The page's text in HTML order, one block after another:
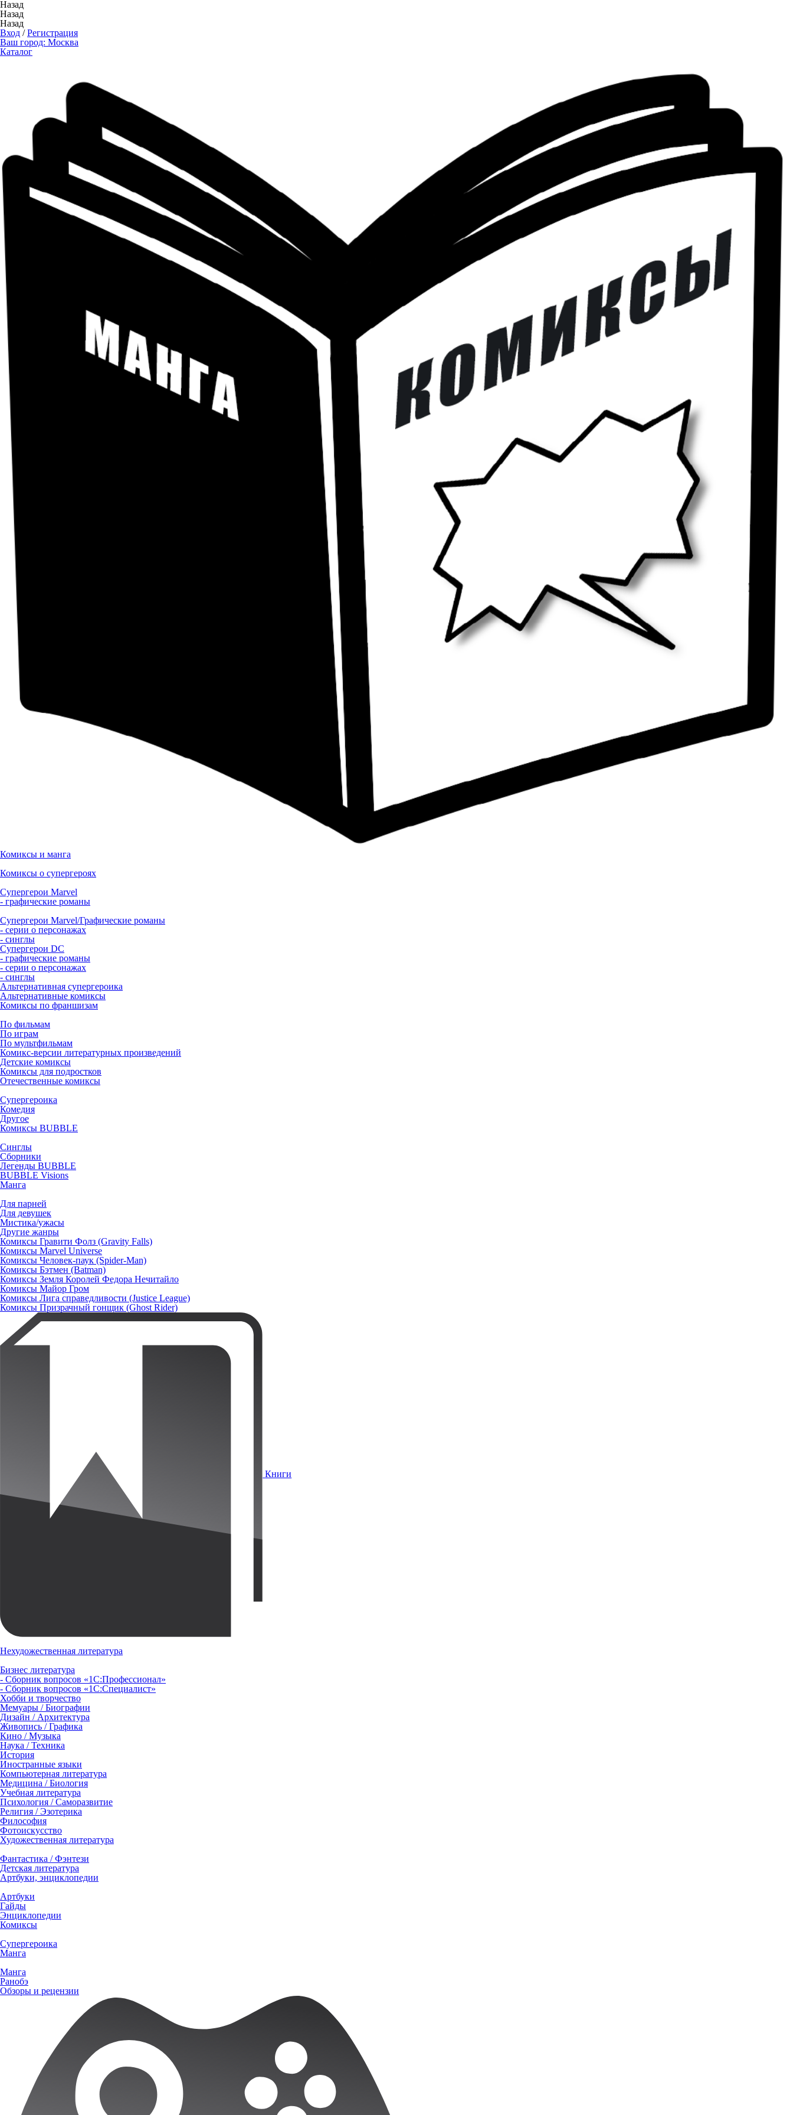
Назад
Назад
Назад
Вход /Регистрация
Ваш город: Москва
Каталог
Комиксы и манга
Комиксы о супергероях
Супергерои Marvel
- графические романы
Супергерои Marvel/Графические романы
- серии о персонажах
- синглы
Супергерои DC
- графические романы
- серии о персонажах
- синглы
Альтернативная супергероика
Альтернативные комиксы
Комиксы по франшизам
По фильмам
По играм
По мультфильмам
Комикс-версии литературных произведений
Детские комиксы
Комиксы для подростков
Отечественные комиксы
Супергероика
Комедия
Другое
Комиксы BUBBLE
Синглы
Сборники
Легенды BUBBLE
BUBBLE Visions
Манга
Для парней
Для девушек
Мистика/ужасы
Другие жанры
Комиксы Гравити Фолз (Gravity Falls)
Комиксы Marvel Universe
Комиксы Человек-паук (Spider-Man)
Комиксы Бэтмен (Batman)
Комиксы Земля Королей Федора Нечитайло
Комиксы Майор Гром
Комиксы Лига справедливости (Justice League)
Комиксы Призрачный гонщик (Ghost Rider)
Книги
Нехудожественная литература
Бизнес литература
- Сборник вопросов «1С:Профессионал»
- Сборник вопросов «1С:Специалист»
Хобби и творчество
Мемуары / Биографии
Дизайн / Архитектура
Живопись / Графика
Кино / Музыка
Наука / Техника
История
Иностранные языки
Компьютерная литература
Медицина / Биология
Учебная литература
Психология / Саморазвитие
Религия / Эзотерика
Философия
Фотоискусство
Художественная литература
Фантастика / Фэнтези
Детская литература
Артбуки, энциклопедии
Артбуки
Гайды
Энциклопедии
Комиксы
Супергероика
Манга
Манга
Ранобэ
Обзоры и рецензии